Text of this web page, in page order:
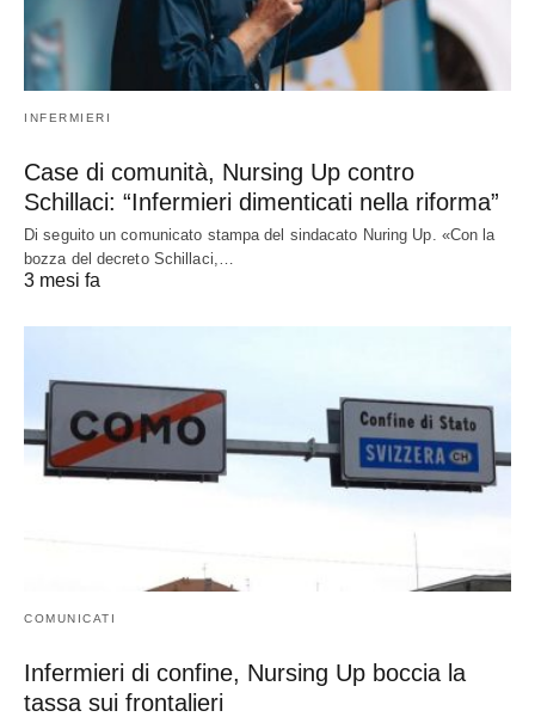
INFERMIERI
Case di comunità, Nursing Up contro
Schillaci: “Infermieri dimenticati nella riforma”
Di seguito un comunicato stampa del sindacato Nuring Up. «Con la
bozza del decreto Schillaci,…
3 mesi fa
COMUNICATI
Infermieri di confine, Nursing Up boccia la
tassa sui frontalieri